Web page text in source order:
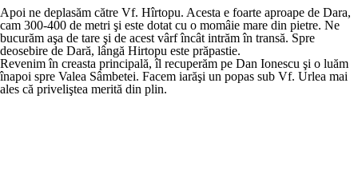
Apoi ne deplasăm către Vf. Hîrtopu. Acesta e foarte aproape de Dara,
cam 300-400 de metri şi este dotat cu o momâie mare din pietre. Ne
bucurăm aşa de tare şi de acest vârf încât intrăm în transă. Spre
deosebire de Dară, lângă Hirtopu este prăpastie.
Revenim în creasta principală, îl recuperăm pe Dan Ionescu şi o luăm
înapoi spre Valea Sâmbetei. Facem iarăşi un popas sub Vf. Urlea mai
ales că priveliştea merită din plin.